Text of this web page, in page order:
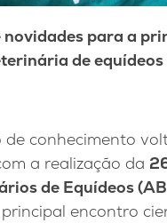
para a
de equídeos
conhecimento
a realização da
de Equídeos
encontro